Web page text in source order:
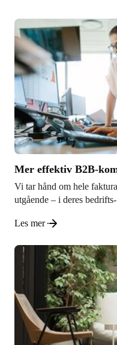
Mer effektiv B2B-
Vi tar hånd om hele
utgående – i deres
Les mer